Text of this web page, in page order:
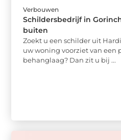
Verbouwen
Schildersbedrijf in
buiten
Zoekt u een schilder uit
uw woning voorziet van een
behanglaag? Dan zit u bij ...